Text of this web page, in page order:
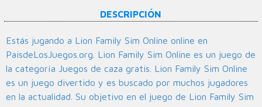
DESCRIPCIÓN
Estás jugando a Lion Family Sim Online online en
PaisdeLosJuegos.org. Lion Family Sim Online es un juego de
la categoría Juegos de caza gratis. Lion Family Sim Online
es un juego divertido y es buscado por muchos jugadores
en la actualidad. Su objetivo en el juego de Lion Family Sim